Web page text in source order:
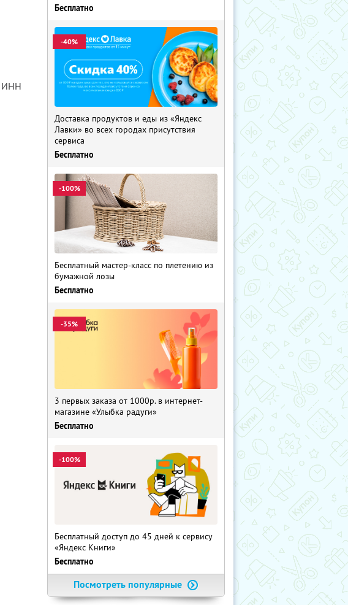
ИНН
Бесплатно
-40%
Доставка продуктов и еды из «Яндекс
Лавки» во всех городах присутствия
сервиса
Бесплатно
-100%
Бесплатный мастер-класс по плетению из
бумажной лозы
Бесплатно
-35%
3 первых заказа от 1000р. в интернет-
магазине «Улыбка радуги»
Бесплатно
-100%
Бесплатный доступ до 45 дней к сервису
«Яндекс Книги»
Бесплатно
Посмотреть популярные